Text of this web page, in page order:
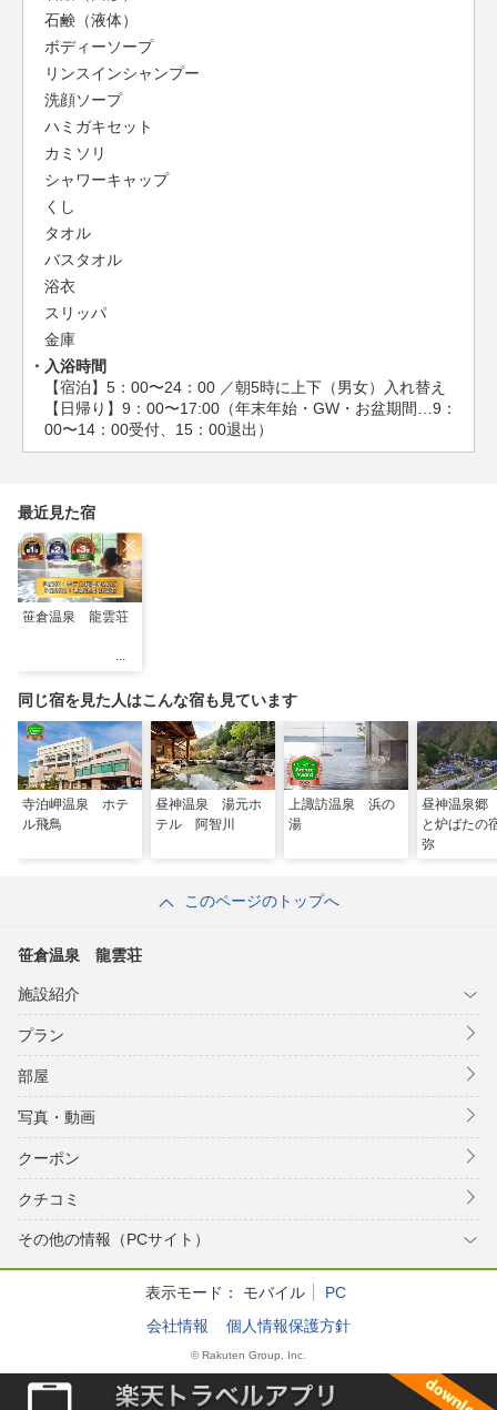
石鹸（液体）
ボディーソープ
リンスインシャンプー
洗顔ソープ
ハミガキセット
カミソリ
シャワーキャップ
くし
タオル
バスタオル
浴衣
スリッパ
金庫
入浴時間
【宿泊】5：00〜24：00 ／朝5時に上下（男女）入れ替え
【日帰り】9：00〜17:00（年末年始・GW・お盆期間…9：
00〜14：00受付、15：00退出）
最近見た宿
笹倉温泉 龍雲荘
同じ宿を見た人はこんな宿も見ています
寺泊岬温泉 ホテ
ル飛鳥
昼神温泉 湯元ホ
テル 阿智川
上諏訪温泉 浜の
湯
昼神温泉
と炉ばた
弥
このページのトップへ
笹倉温泉 龍雲荘
施設紹介
プラン
部屋
写真・動画
クーポン
クチコミ
その他の情報（PCサイト）
表示モード： モバイル
PC
会社情報
個人情報保護方針
© Rakuten Group, Inc.